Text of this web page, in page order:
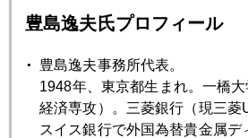
が、上位３人より低い、ということは
とにかく、あの場で最高の滑りが出来
日本のモーグルの「聖地」で、彼女
が、（私の第二の故郷の）福島県は猪
建物はバブルっぽいけど、猪苗代湖に
豊島逸夫氏プロフィール
豊島逸夫事務所代表。
1948年、東京都生まれ。一橋
経済専攻）。三菱銀行（現三菱
スイス銀行で外国為替貴金属デ